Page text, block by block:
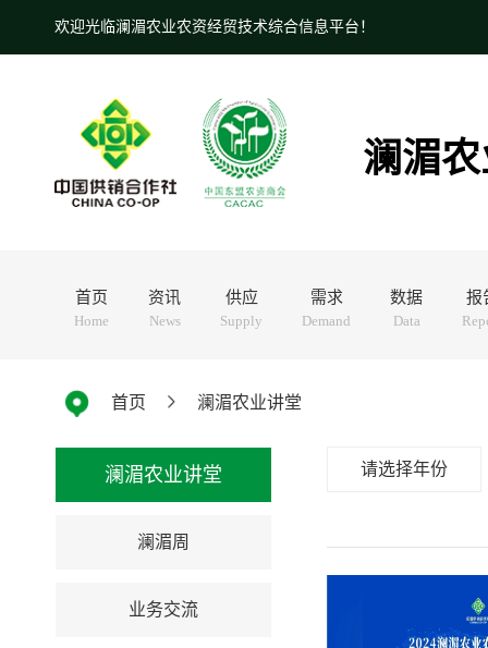
欢迎光临澜湄农业农资经贸技术综合信息平台！
澜湄
首页
Home
资讯
News
供应
Supply
需求
Demand
数据
Data
报
首页 澜湄农业讲堂
澜湄农业讲堂
澜湄周
业务交流
请选择年份